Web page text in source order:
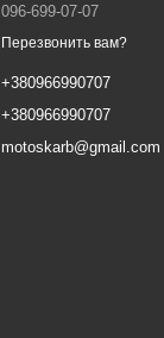
096-699-07-07
Перезвонить вам?
+380966990707
+380966990707
motoskarb@gmail.com